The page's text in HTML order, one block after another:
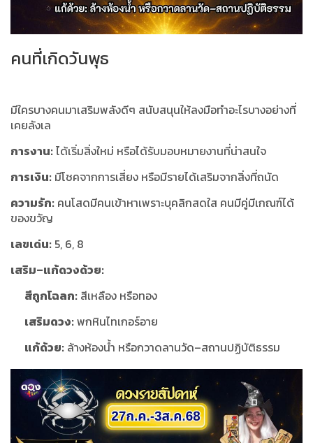
คนที่เกิดวันพุธ
มีใครบางคนมาเสริมพลังดีๆ สนับสนุนให้ลงมือทำอะไรบางอย่างที่
เคยลังเล
การงาน:ได้เริ่มสิ่งใหม่ หรือได้รับมอบหมายงานที่น่าสนใจ
การเงิน: มีโชคจากการเสี่ยง หรือมีรายได้เสริมจากสิ่งที่ถนัด
ความรัก: คนโสดมีคนเข้าหาเพราะบุคลิกสดใส คนมีคู่มีเกณฑ์ได้
ของขวัญ
เลขเด่น: 5, 6, 8
เสริม–แก้ดวงด้วย:
สีถูกโฉลก: สีเหลือง หรือทอง
เสริมดวง:พกหินไทเกอร์อาย
แก้ด้วย: ล้างห้องน้ำ หรือกวาดลานวัด–สถานปฏิบัติธรรม